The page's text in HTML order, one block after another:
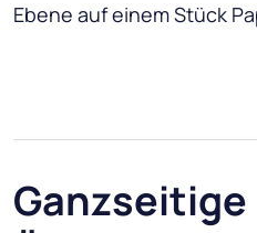
Ebene auf einem Stück
Ganzseitige